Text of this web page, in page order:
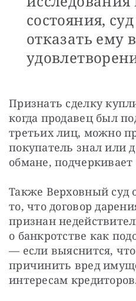
состояния,
отказать ему в
Признать сделку
когда продавец был
третьих лиц, можно
покупатель знал или
обмане,
Также Верховный суд
то, что договор
признан
о банкротстве как
— если выяснится,
причинить вред
интересам